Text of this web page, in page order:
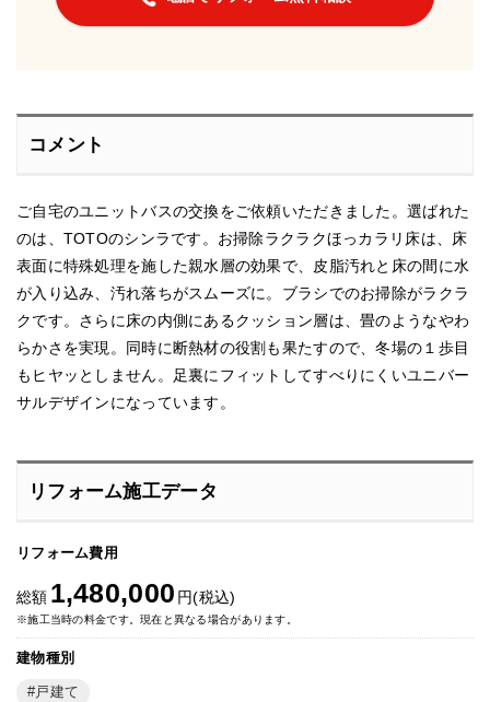
コメント
ご自宅のユニットバスの交換をご依頼いただきました。選ばれた
のは、TOTOのシンラです。お掃除ラクラクほっカラリ床は、床
表面に特殊処理を施した親水層の効果で、皮脂汚れと床の間に水
が入り込み、汚れ落ちがスムーズに。ブラシでのお掃除がラクラ
クです。さらに床の内側にあるクッション層は、畳のようなやわ
らかさを実現。同時に断熱材の役割も果たすので、冬場の１歩目
もヒヤッとしません。足裏にフィットしてすべりにくいユニバー
サルデザインになっています。
リフォーム施工データ
リフォーム費用
総額 1,480,000 円(税込)
※施工当時の料金です。現在と異なる場合があります。
建物種別
戸建て